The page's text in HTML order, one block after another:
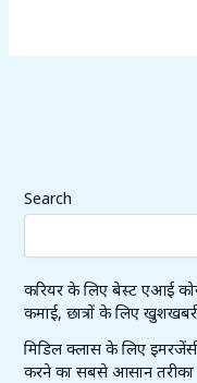
Search
करियर के लिए बेस्ट एआई
कमाई, छात्रों के लिए
मिडिल क्लास के लिए
करने का सबसे आसान तरीका